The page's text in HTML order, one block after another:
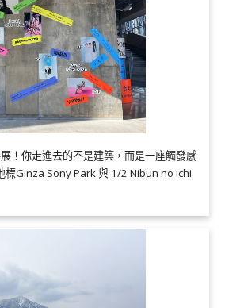
！你走進去的不是建築，而是一座觸發感
標Ginza Sony Park 與 1/2 Nibun no Ichi